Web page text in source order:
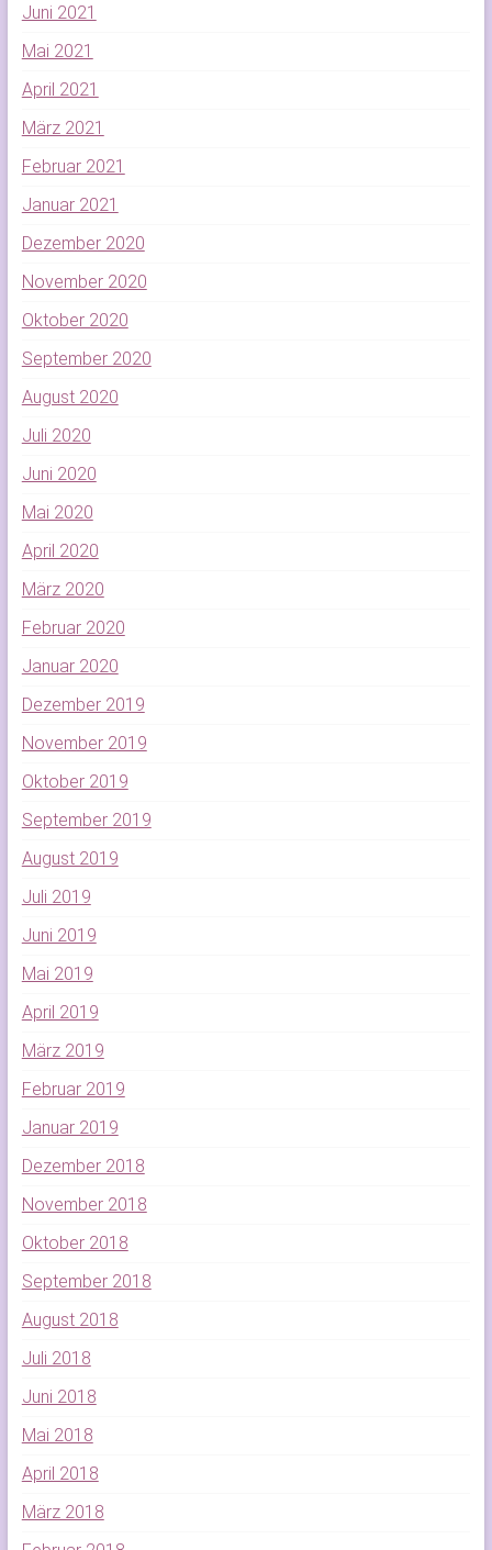
Juni 2021
Mai 2021
April 2021
März 2021
Februar 2021
Januar 2021
Dezember 2020
November 2020
Oktober 2020
September 2020
August 2020
Juli 2020
Juni 2020
Mai 2020
April 2020
März 2020
Februar 2020
Januar 2020
Dezember 2019
November 2019
Oktober 2019
September 2019
August 2019
Juli 2019
Juni 2019
Mai 2019
April 2019
März 2019
Februar 2019
Januar 2019
Dezember 2018
November 2018
Oktober 2018
September 2018
August 2018
Juli 2018
Juni 2018
Mai 2018
April 2018
März 2018